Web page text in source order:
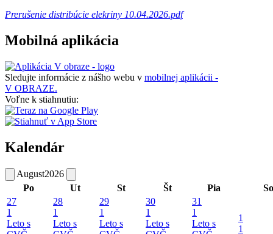
Prerušenie distribúcie elekriny 10.04.2026.pdf
Mobilná aplikácia
Sledujte informácie z nášho webu v mobilnej aplikácii -
V OBRAZE.
Voľne k stiahnutiu:
Kalendár
August2026
Po
Ut St Št Pia
So
27
1
Leto s
28
1
Leto s
29
1
Leto s
30
1
Leto s
31
1
Leto s
1
1